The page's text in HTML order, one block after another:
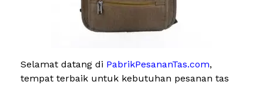
Selamat datang di PabrikPesananTas.com,
tempat terbaik untuk kebutuhan pesanan tas